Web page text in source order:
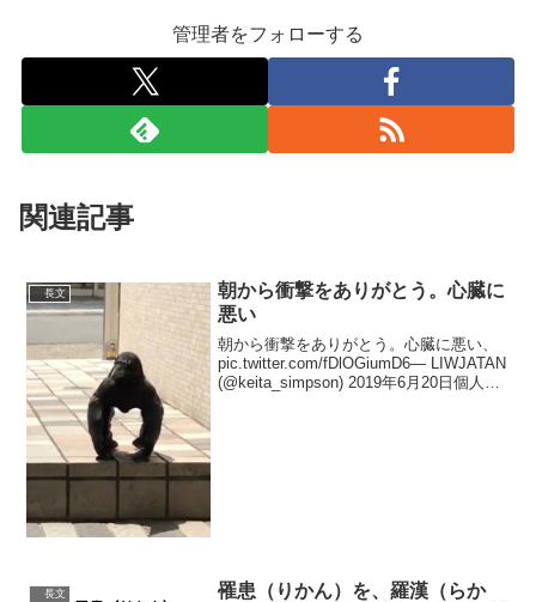
管理者をフォローする
関連記事
長文
朝から衝撃をありがとう。心臓に
悪い
朝から衝撃をありがとう。心臓に悪い、
pic.twitter.com/fDlOGiumD6— LIWJATAN
(@keita_simpson) 2019年6月20日個人的
長文
罹患（りかん）を、羅漢（らか